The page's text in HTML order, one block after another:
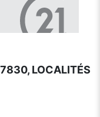
LOCALITÉS